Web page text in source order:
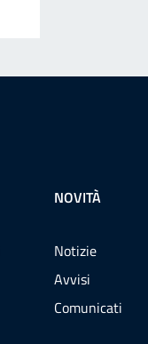
NOVITÀ
Notizie
Avvisi
Comunicati